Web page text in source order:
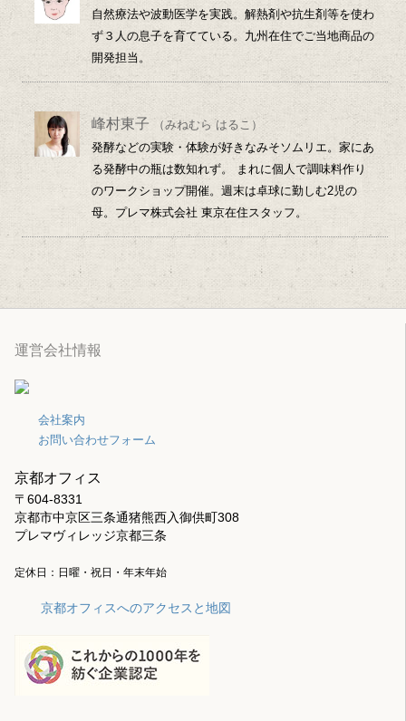
自然療法や波動医学を実践。解熱剤や抗生剤等を使わ
ず３人の息子を育てている。九州在住でご当地商品の
開発担当。
峰村東子
（みねむら はるこ）
発酵などの実験・体験が好きなみそソムリエ。家にあ
る発酵中の瓶は数知れず。 まれに個人で調味料作り
のワークショップ開催。週末は卓球に勤しむ2児の
母。プレマ株式会社 東京在住スタッフ。
運営会社情報
会社案内
お問い合わせフォーム
京都オフィス
〒604-8331
京都市中京区三条通猪熊西入御供町308
プレマヴィレッジ京都三条
定休日：日曜・祝日・年末年始
京都オフィスへのアクセスと地図